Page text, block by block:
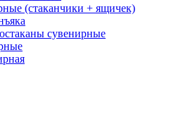
(стаканчики + ящичек)
сувенирные